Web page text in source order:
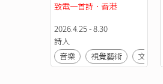
致電一首詩．香港
2026.4.25 - 8.30
詩人
音樂
視覺藝術 文學